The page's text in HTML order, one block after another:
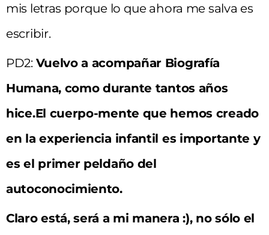
mis letras porque lo que ahora me salva es
escribir.
PD2: Vuelvo a acompañar Biografía
Humana, como durante tantos años
hice.El cuerpo-mente que hemos creado
en la experiencia infantil es importante y
es el primer peldaño del
autoconocimiento.
Claro está, será a mi manera :), no sólo el